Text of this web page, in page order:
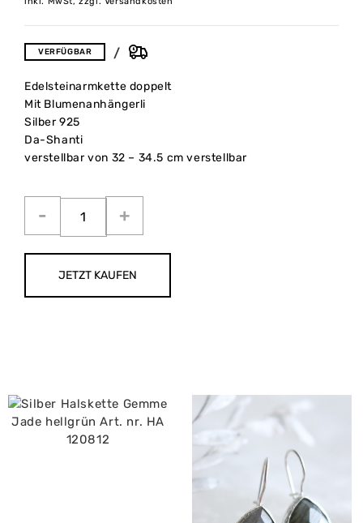
VERFÜGBAR
Edelsteinarmkette doppelt
Mit Blumenanhängerli
Silber 925
Da-Shanti
verstellbar von 32 – 34.5 cm verstellbar
JETZT KAUFEN